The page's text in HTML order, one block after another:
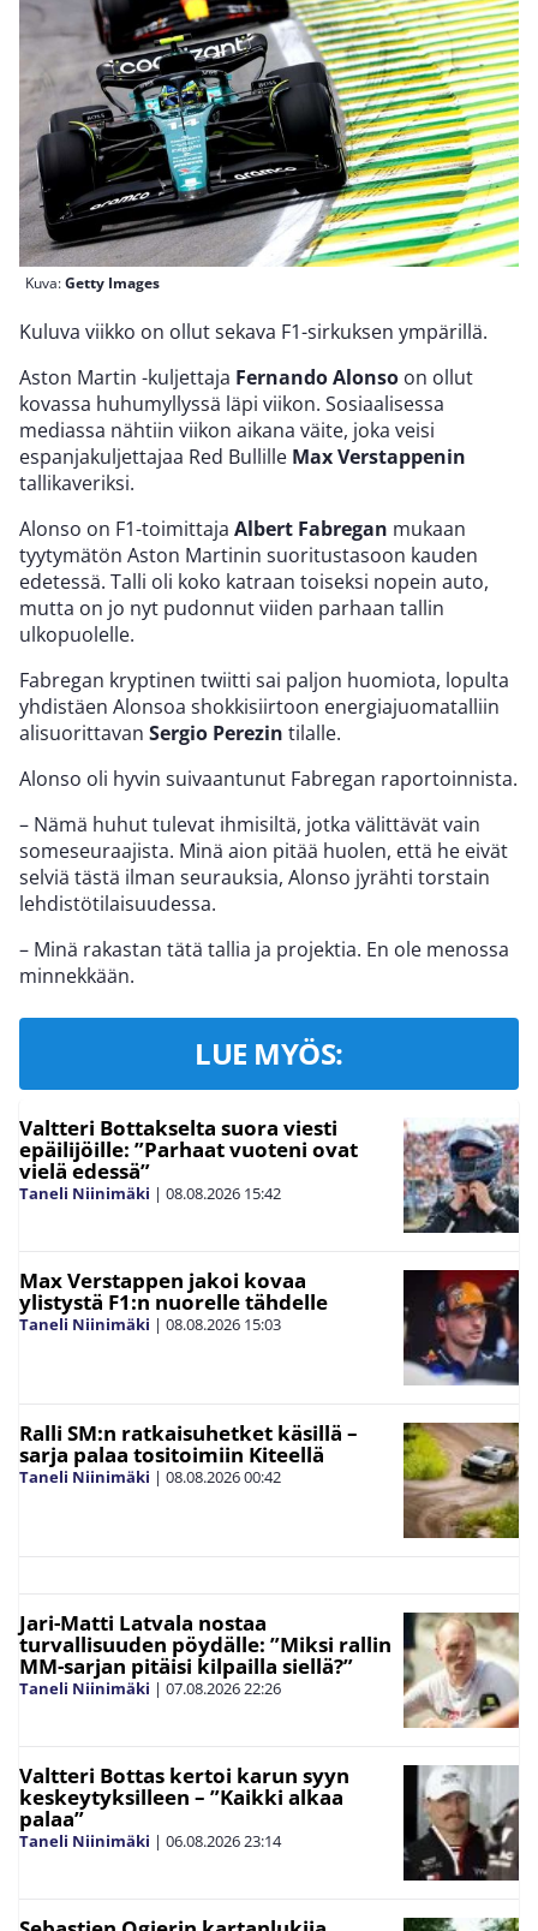
Kuva:Getty Images
Kuluva viikko on ollut sekava F1-sirkuksen ympärillä.
Aston Martin -kuljettaja Fernando Alonso on ollut
kovassa huhumyllyssä läpi viikon. Sosiaalisessa
mediassa nähtiin viikon aikana väite, joka veisi
espanjakuljettajaa Red Bullille Max Verstappenin
tallikaveriksi.
Alonso on F1-toimittaja Albert Fabregan mukaan
tyytymätön Aston Martinin suoritustasoon kauden
edetessä. Talli oli koko katraan toiseksi nopein auto,
mutta on jo nyt pudonnut viiden parhaan tallin
ulkopuolelle.
Fabregan kryptinen twiitti sai paljon huomiota, lopulta
yhdistäen Alonsoa shokkisiirtoon energiajuomatalliin
alisuorittavan Sergio Perezin tilalle.
Alonso oli hyvin suivaantunut Fabregan raportoinnista.
– Nämä huhut tulevat ihmisiltä, jotka välittävät vain
someseuraajista. Minä aion pitää huolen, että he eivät
selviä tästä ilman seurauksia, Alonso jyrähti torstain
lehdistötilaisuudessa.
– Minä rakastan tätä tallia ja projektia. En ole menossa
minnekkään.
LUE MYÖS:
Valtteri Bottakselta suora viesti
epäilijöille: ”Parhaat vuoteni ovat
vielä edessä”
Taneli Niinimäki | 08.08.2026 15:42
Max Verstappen jakoi kovaa
ylistystä F1:n nuorelle tähdelle
Taneli Niinimäki | 08.08.2026 15:03
Ralli SM:n ratkaisuhetket käsillä –
sarja palaa tositoimiin Kiteellä
Taneli Niinimäki | 08.08.202600:42
Jari-Matti Latvala nostaa
turvallisuuden pöydälle: ”Miksi rallin
MM-sarjan pitäisi kilpailla siellä?”
Taneli Niinimäki | 07.08.202622:26
Valtteri Bottas kertoi karun syyn
keskeytyksilleen – ”Kaikki alkaa
palaa”
Taneli Niinimäki | 06.08.202623:14